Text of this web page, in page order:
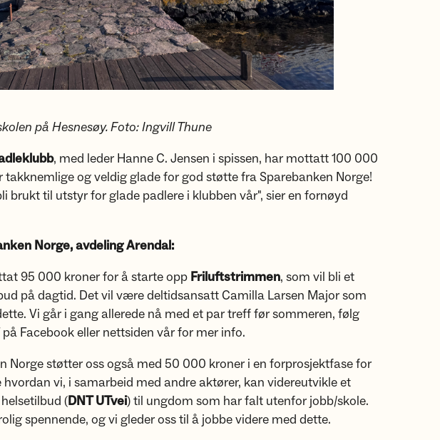
på Hesnesøy. Foto: Ingvill Thune
, med leder Hanne C. Jensen i spissen, har mottatt 100 000
takknemlige og veldig glade for god støtte fra Sparebanken Norge!
brukt til utstyr for glade padlere i klubben vår", sier en fornøyd
Norge, avdeling Arendal:
95 000 kroner for å starte opp Friluftstrimmen, som vil bli et
på dagtid. Det vil være deltidsansatt Camilla Larsen Major som
Vi går i gang allerede nå med et par treff før sommeren, følg
på Facebook eller nettsiden vår for mer info.
Norge støtter oss også med 50 000 kroner i en forprosjektfase for
hvordan vi, i samarbeid med andre aktører, kan videreutvikle et
(DNT UTvei) til ungdom som har falt utenfor jobb/skole.
spennende, og vi gleder oss til å jobbe videre med dette.